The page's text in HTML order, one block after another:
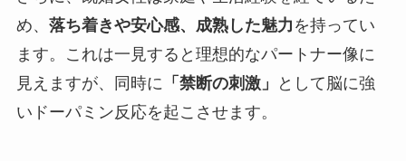
め、 落ち着きや安心感、成熟した魅力 を持ってい
ます。これは一見すると理想的なパートナー像に
見えますが、同時に 「禁断の刺激」
として脳に強
いドーパミン反応を起こさせます。